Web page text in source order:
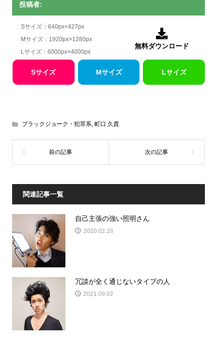
投稿者:
Sサイズ：640px×427px
Mサイズ：1920px×1280px
Lサイズ：6000px×4000px

無料ダウンロード
Sサイズ Mサイズ Lサイズ
ブラックジョーク・犯罪系, 町口 久貴
関連記事一覧
自己主張の強い照明さん
2020.02.28
冗談が全く通じないタイプの人
2021.09.02